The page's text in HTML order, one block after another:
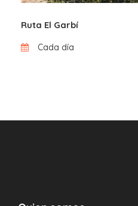
Ruta El Garbí
Cada día